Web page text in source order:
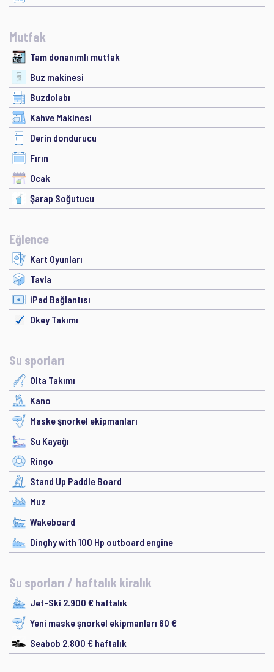
Mutfak
Tam donanımlı mutfak
Buz makinesi
Buzdolabı
Kahve Makinesi
Derin dondurucu
Fırın
Ocak
Şarap Soğutucu
Eğlence
Kart Oyunları
Tavla
iPad Bağlantısı
Okey Takımı
Su sporları
Olta Takımı
Kano
Maske şnorkel ekipmanları
Su Kayağı
Ringo
Stand Up Paddle Board
Muz
Wakeboard
Dinghy with 100 Hp outboard engine
Su sporları / haftalık kiralık
Jet-Ski 2.900 € haftalık
Yeni maske şnorkel ekipmanları 60 €
Seabob 2.800 € haftalık